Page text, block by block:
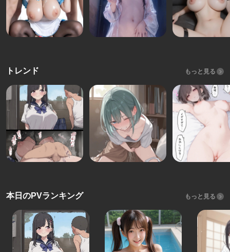
トレンド もっと見る
本日のPVランキング もっと見る